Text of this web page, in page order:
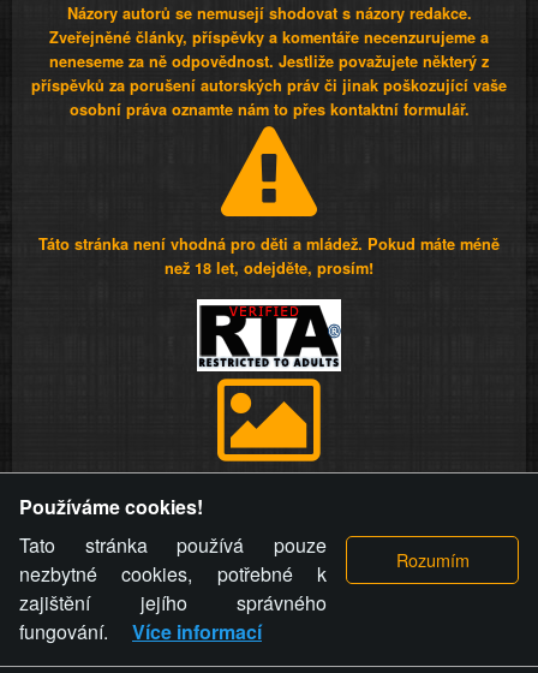
Názory autorů se nemusejí shodovat s názory redakce.
Zveřejněné články, příspěvky a komentáře necenzurujeme a
neneseme za ně odpovědnost. Jestliže považujete některý z
příspěvků za porušení autorských práv či jinak poškozující vaše
osobní práva oznamte nám to přes kontaktní formulář.
Táto stránka není vhodná pro děti a mládež. Pokud máte méně
než 18 let, odejděte, prosím!
videa a komentáře. Osoba, které se toto opatření provozovatele
stránky týče, ani osoba, která umístila fotografii nebo video na
stránku, nemůže z důvodu odstranění fotografie, videa nebo
komentáře pro výše uvedenou okolnost uplatnit vůči
provozovateli stránky žádný nárok na náhradu škody nebo
nemajetkové újmy.
Používáme cookies!
Tato stránka používá pouze
nezbytné cookies, potřebné k
zajištění jejího správného
fungování.
Více informací